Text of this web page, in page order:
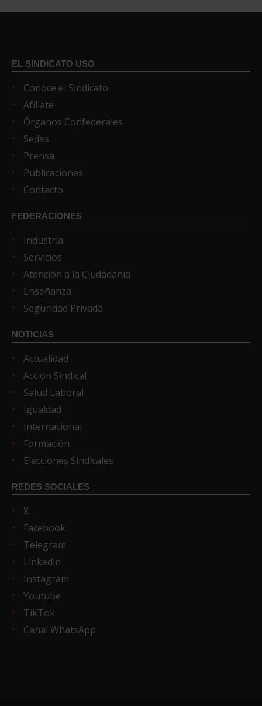
EL SINDICATO USO
Conoce el Sindicato
Afíliate
Órganos Confederales
Sedes
Prensa
Publicaciones
Contacto
FEDERACIONES
Industria
Servicios
Atención a la Ciudadanía
Enseñanza
Seguridad Privada
NOTICIAS
Actualidad
Acción Sindical
Salud Laboral
Igualdad
Internacional
Formación
Elecciones Sindicales
REDES SOCIALES
X
Facebook
Telegram
Linkedin
Instagram
Youtube
TikTok
Canal WhatsApp